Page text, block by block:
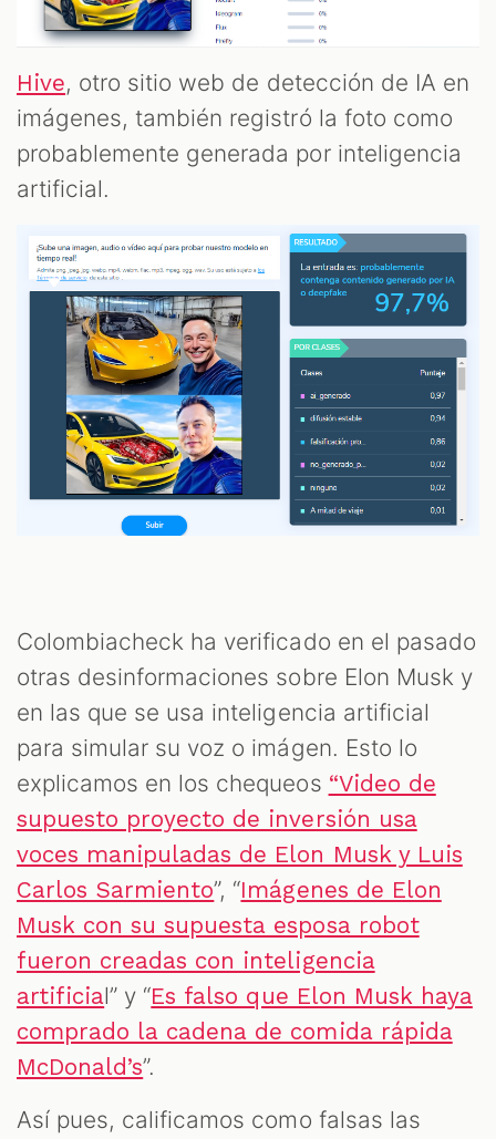
Hive, otro sitio web de detección de IA en
imágenes, también registró la foto como
probablemente generada por inteligencia
artificial.
Colombiacheck ha verificado en el pasado
otras desinformaciones sobre Elon Musk y
en las que se usa inteligencia artificial
para simular su voz o imágen. Esto lo
explicamos en los chequeos “Video de
supuesto proyecto de inversión usa
voces manipuladas de Elon Musk y Luis
Carlos Sarmiento”, “Imágenes de Elon
Musk con su supuesta esposa robot
fueron creadas con inteligencia
artificial” y “Es falso que Elon Musk haya
comprado la cadena de comida rápida
McDonald’s”.
Así pues, calificamos como falsas las